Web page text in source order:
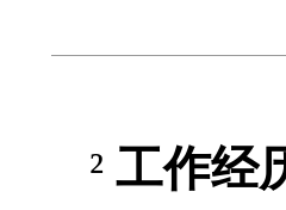
² 工作经